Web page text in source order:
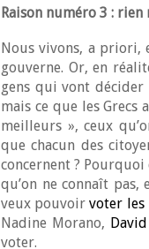
Raison numéro 3 : rien
Nous vivons, a priori,
gouverne. Or, en
gens qui vont décider
mais ce que les
meilleurs », ceux
que chacun des
concernent ?
qu’on ne connaît
veux pouvoirvoter les
Nadine Morano,
voter.